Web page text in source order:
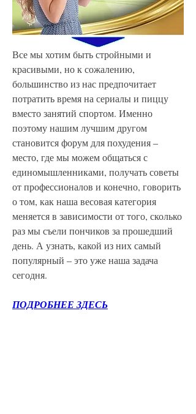
Все мы хотим быть стройными и
красивыми, но к сожалению,
большинство из нас предпочитает
потратить время на сериалы и пиццу
вместо занятий спортом. Именно
поэтому нашим лучшим другом
становится форум для похудения –
место, где мы можем общаться с
единомышленниками, получать советы
от профессионалов и конечно, говорить
о том, как наша весовая категория
меняется в зависимости от того, сколько
раз мы съели пончиков за прошедший
день. А узнать, какой из них самый
популярный – это уже наша задача
сегодня.
ПОДРОБНЕЕ ЗДЕСЬ